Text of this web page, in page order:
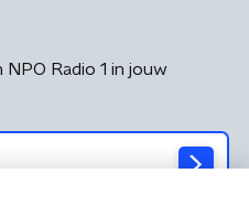
Radio 1 in jouw